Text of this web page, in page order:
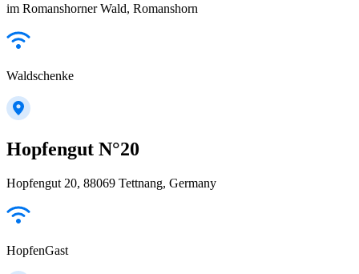
im Romanshorner Wald, Romanshorn
Waldschenke
Hopfengut N°20
Hopfengut 20, 88069 Tettnang, Germany
HopfenGast